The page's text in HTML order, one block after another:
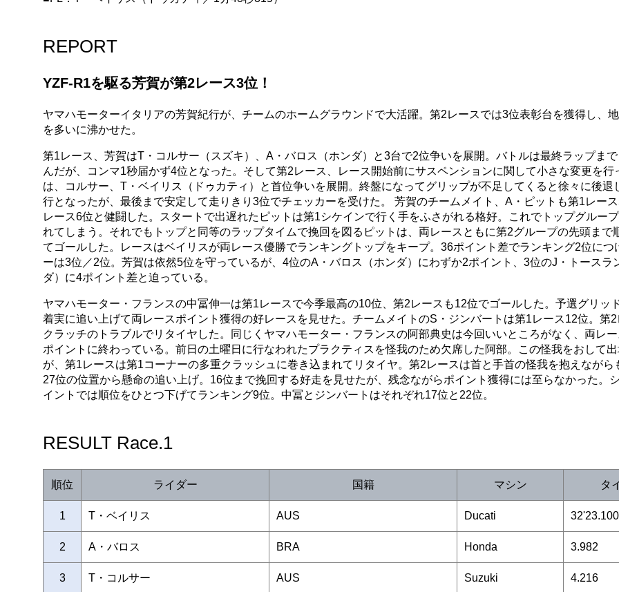
REPORT
YZF-R1を駆る芳賀が第2レース3位！
ヤマハモーターイタリアの芳賀紀行が、チームのホームグラウンドで大活躍。第2レースでは3位表彰台を獲得し、
を多いに沸かせた。
第1レース、芳賀はT・コルサー（スズキ）、A・バロス（ホンダ）と3台で2位争いを展開。バトルは最終ラップま
んだが、コンマ1秒届かず4位となった。そして第2レース、レース開始前にサスペンションに関して小さな変更を行
は、コルサー、T・ベイリス（ドゥカティ）と首位争いを展開。終盤になってグリップが不足してくると徐々に後退
行となったが、最後まで安定して走りきり3位でチェッカーを受けた。 芳賀のチームメイト、A・ピットも第1レー
レース6位と健闘した。スタートで出遅れたピットは第1シケインで行く手をふさがれる格好。これでトップグルー
れてしまう。それでもトップと同等のラップタイムで挽回を図るピットは、両レースともに第2グループの先頭まで
てゴールした。レースはベイリスが両レース優勝でランキングトップをキープ。36ポイント差でランキング2位につ
ーは3位／2位。芳賀は依然5位を守っているが、4位のA・バロス（ホンダ）にわずか2ポイント、3位のJ・トースラ
ダ）に4ポイント差と迫っている。
ヤマハモーター・フランスの中冨伸一は第1レースで今季最高の10位、第2レースも12位でゴールした。予選グリッ
着実に追い上げて両レースポイント獲得の好レースを見せた。チームメイトのS・ジンバートは第1レース12位。第
クラッチのトラブルでリタイヤした。同じくヤマハモーター・フランスの阿部典史は今回いいところがなく、両レ
ポイントに終わっている。前日の土曜日に行なわれたプラクティスを怪我のため欠席した阿部。この怪我をおして
が、第1レースは第1コーナーの多重クラッシュに巻き込まれてリタイヤ。第2レースは首と手首の怪我を抱えながら
27位の位置から懸命の追い上げ。16位まで挽回する好走を見せたが、残念ながらポイント獲得には至らなかった。
イントでは順位をひとつ下げてランキング9位。中冨とジンバートはそれぞれ17位と22位。
RESULT Race.1
順位 ライダー 国籍 マシン タ
1 T・ベイリス AUS Ducati 32'23.100
2 A・バロス BRA Honda 3.982
3 T・コルサー AUS Suzuki 4.216